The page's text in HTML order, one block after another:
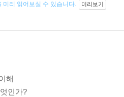
미리 읽어보실 수 있습니다. 미리보기
해
인가?